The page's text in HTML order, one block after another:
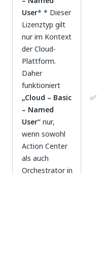
User* * Dieser
Lizenztyp gilt
nur im Kontext
der Cloud-
Plattform.
Daher
funktioniert
„Cloud – Basic
– Named
User“nur,
wenn sowohl
Action Center
als auch
Orchestrator in
✅